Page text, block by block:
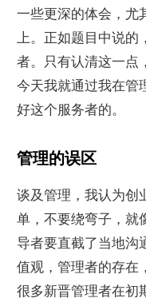
一些更深的体会，尤
上。正如题目中说
者。只有认清这一点
今天我就通过我在管
好这个服务者的。
管理的误区
谈及管理，我认为创
单，不要绕弯子，就
导者要直截了当地沟
值观，管理者的存在
很多新晋管理者在初